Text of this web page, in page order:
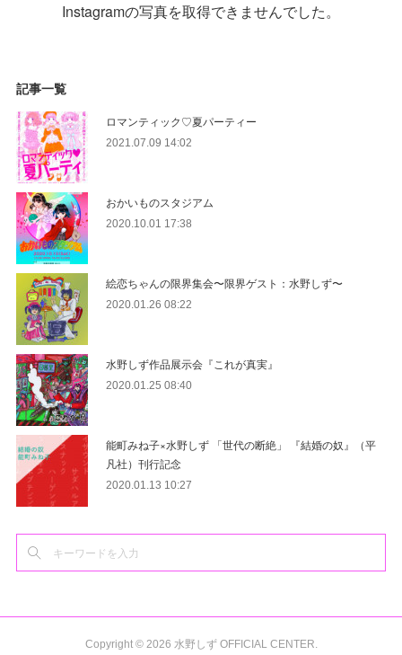
Instagramの写真を取得できませんでした。
記事一覧
ロマンティック♡夏パーティー
2021.07.09 14:02
おかいものスタジアム
2020.10.01 17:38
絵恋ちゃんの限界集会〜限界ゲスト：水野しず〜
2020.01.26 08:22
水野しず作品展示会『これが真実』
2020.01.25 08:40
能町みね子×水野しず 「世代の断絶」 『結婚の奴』（平
凡社）刊行記念
2020.01.13 10:27
Copyright © 2026 水野しず OFFICIAL CENTER.